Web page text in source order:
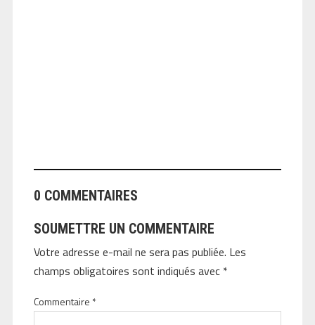
0 COMMENTAIRES
SOUMETTRE UN COMMENTAIRE
Votre adresse e-mail ne sera pas publiée. Les
champs obligatoires sont indiqués avec *
Commentaire *